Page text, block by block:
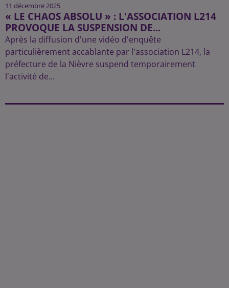
11 décembre 2025
« LE CHAOS ABSOLU » : L'ASSOCIATION L214
PROVOQUE LA SUSPENSION DE...
Après la diffusion d'une vidéo d'enquête
particulièrement accablante par l'association L214, la
préfecture de la Nièvre suspend temporairement
l'activité de...